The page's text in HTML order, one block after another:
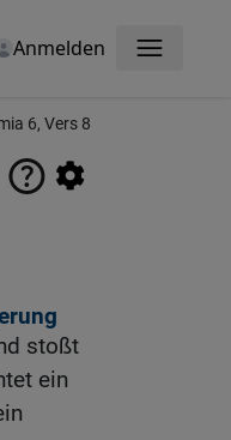
Anmelden Menü
6, Vers 8
stoßt
ein